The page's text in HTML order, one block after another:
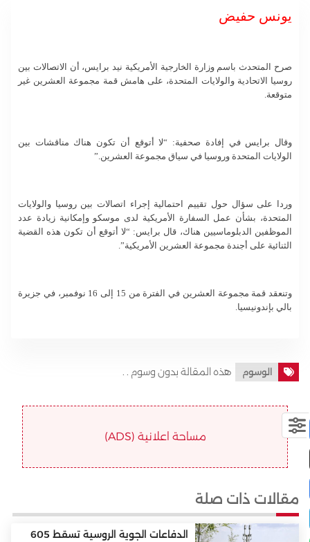
يونس حفيض
صرح المتحدث باسم وزارة الخارجية الأمريكية نيد برايس، أن الاتصالات بين
روسيا الاتحادية والولايات المتحدة، على هامش قمة مجموعة العشرين غير
متوقعة.
وقال برايس في إفادة صحفية: “لا أتوقع أن تكون هناك مناقشات بين
الولايات المتحدة وروسيا في سياق مجموعة العشرين.”
وردا على سؤال حول تقييم احتمالية إجراء اتصالات بين روسيا والولايات
المتحدة، بشأن عمل السفارة الأمريكية لدى موسكو وإمكانية زيادة عدد
الموظفين الدبلوماسيين هناك، قال برايس: “لا أتوقع أن تكون هذه القضية
الثنائية على أجندة مجموعة العشرين الأمريكية”.
وتنعقد قمة مجموعة العشرين في الفترة من 15 إلى 16 نوفمبر، في جزيرة
بالي بإندونيسيا.
الوسوم هذه المقالة بدون وسوم . .
مساحة اعلانية (ADS)
مقالات ذات صلة
الدفاعات الجوية الروسية تسقط 605